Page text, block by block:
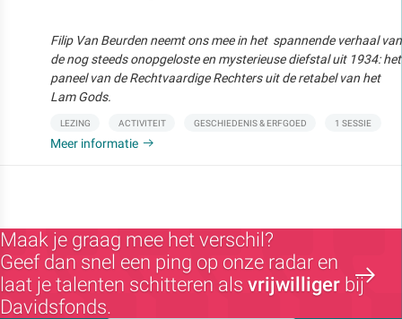
Filip Van Beurden neemt ons mee in het spannende verhaal van
de nog steeds onopgeloste en mysterieuse diefstal uit 1934: het
paneel van de Rechtvaardige Rechters uit de retabel van het
Lam Gods.
LEZING ACTIVITEIT GESCHIEDENIS & ERFGOED 1 SESSIE
Meer informatie
Maak je graag mee het verschil?
Geef dan snel een ping op onze radar en
laat je talenten schitteren als vrijwilliger bij
Davidsfonds.